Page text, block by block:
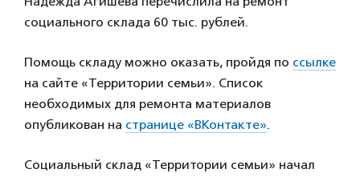
социального склада 60 тыс. рублей.
Помощь складу можно оказать, пройдя по ссылке
на сайте «Территории семьи». Список
необходимых для ремонта материалов
опубликован на странице «ВКонтакте».
Социальный склад «Территории семьи» начал